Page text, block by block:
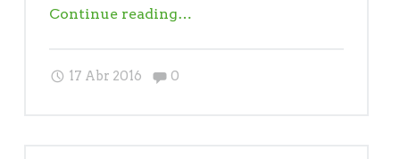
Continue reading"Seguimos
sexta
…
17 Abr 2016 Comments:
0